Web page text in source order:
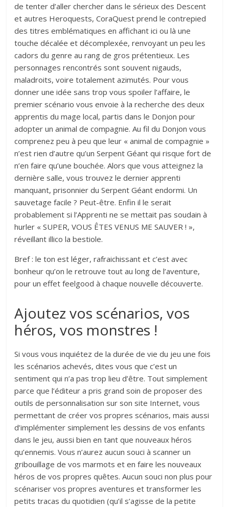
de tenter d’aller chercher dans le sérieux des Descent
et autres Heroquests, CoraQuest prend le contrepied
des titres emblématiques en affichant ici ou là une
touche décalée et décomplexée, renvoyant un peu les
cadors du genre au rang de gros prétentieux. Les
personnages rencontrés sont souvent nigauds,
maladroits, voire totalement azimutés. Pour vous
donner une idée sans trop vous spoiler l’affaire, le
premier scénario vous envoie à la recherche des deux
apprentis du mage local, partis dans le Donjon pour
adopter un animal de compagnie. Au fil du Donjon vous
comprenez peu à peu que leur « animal de compagnie »
n’est rien d’autre qu’un Serpent Géant qui risque fort de
n’en faire qu’une bouchée. Alors que vous atteignez la
dernière salle, vous trouvez le dernier apprenti
manquant, prisonnier du Serpent Géant endormi. Un
sauvetage facile ? Peut-être. Enfin il le serait
probablement si l’Apprenti ne se mettait pas soudain à
hurler « SUPER, VOUS ÊTES VENUS ME SAUVER ! »,
réveillant illico la bestiole.
Bref : le ton est léger, rafraichissant et c’est avec
bonheur qu’on le retrouve tout au long de l’aventure,
pour un effet feelgood à chaque nouvelle découverte.
Ajoutez vos scénarios, vos
héros, vos monstres !
Si vous vous inquiétez de la durée de vie du jeu une fois
les scénarios achevés, dites vous que c’est un
sentiment qui n’a pas trop lieu d’être. Tout simplement
parce que l’éditeur a pris grand soin de proposer des
outils de personnalisation sur son site Internet, vous
permettant de créer vos propres scénarios, mais aussi
d’implémenter simplement les dessins de vos enfants
dans le jeu, aussi bien en tant que nouveaux héros
qu’ennemis. Vous n’aurez aucun souci à scanner un
gribouillage de vos marmots et en faire les nouveaux
héros de vos propres quêtes. Aucun souci non plus pour
scénariser vos propres aventures et transformer les
petits tracas du quotidien (qu’il s’agisse de la petite